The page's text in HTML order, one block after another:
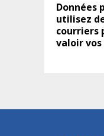
Données
utilisez
courriers
valoir